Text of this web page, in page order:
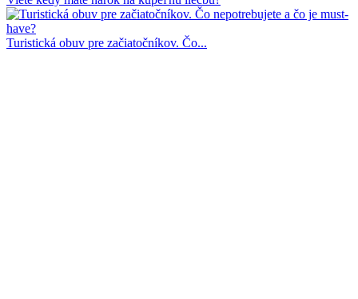
Turistická obuv pre začiatočníkov. Čo...